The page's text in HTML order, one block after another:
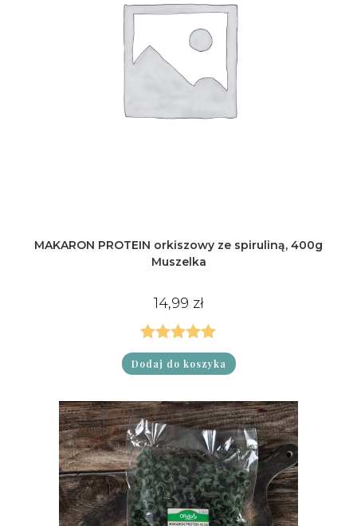
MAKARON PROTEIN orkiszowy ze spiruliną, 400g
Muszelka
14,99 zł
Oceniono
5.00na 5
Dodaj do koszyka